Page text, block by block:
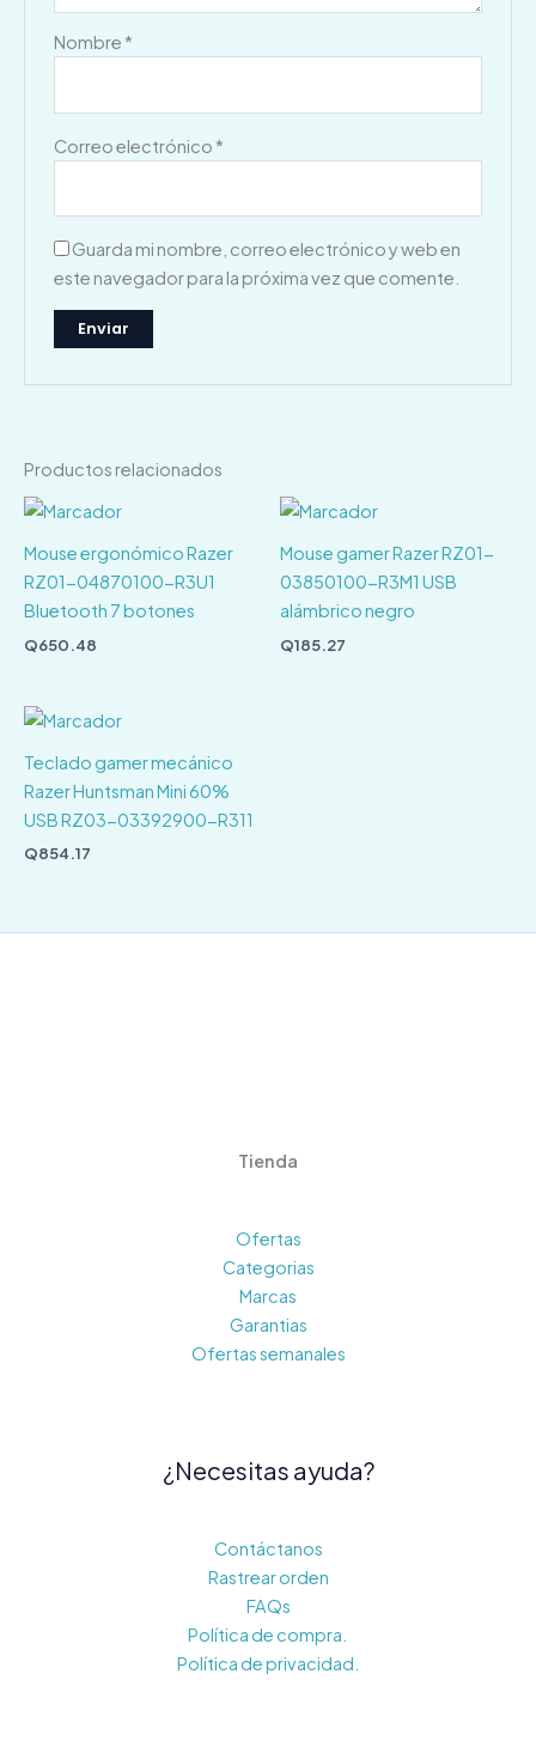
Nombre *
Correo electrónico *
Guarda mi nombre, correo electrónico y web en
este navegador para la próxima vez que comente.
Productos relacionados
Mouse ergonómico Razer
RZ01-04870100-R3U1
Bluetooth 7 botones
Q650.48
Mouse gamer Razer RZ01-
03850100-R3M1 USB
alámbrico negro
Q185.27
Teclado gamer mecánico
Razer Huntsman Mini 60%
USB RZ03-03392900-R311
Q854.17
Tienda
Ofertas
Categorias
Marcas
Garantias
Ofertas semanales
¿Necesitas ayuda?
Contáctanos
Rastrear orden
FAQs
Política de compra.
Política de privacidad.